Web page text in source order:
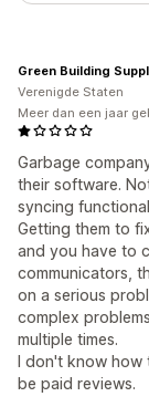
Garbage
their software.
syncing
Getting them to
and you have to
communicators,
on a serious
complex
multiple times.
I don't know
be paid reviews.
Green Building
Verenigde Staten
Meer dan een jaar